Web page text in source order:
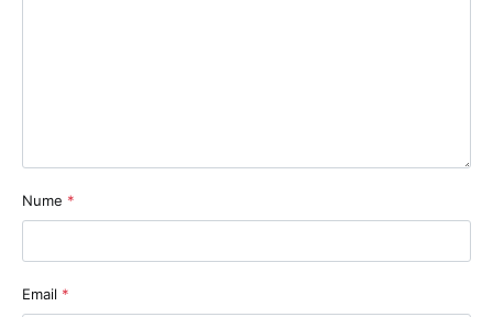
Nume *
Email *